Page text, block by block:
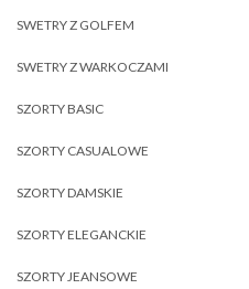
SWETRY Z GOLFEM
SWETRY Z WARKOCZAMI
SZORTY BASIC
SZORTY CASUALOWE
SZORTY DAMSKIE
SZORTY ELEGANCKIE
SZORTY JEANSOWE